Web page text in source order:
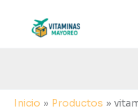
contenido
Inicio Productos